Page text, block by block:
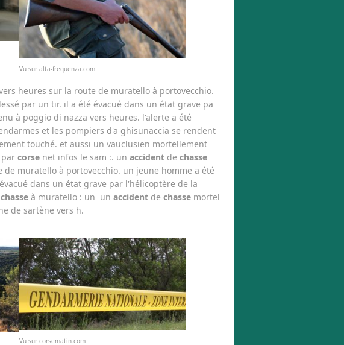
Vu sur alta-frequenza.com
heures sur la route de muratello à portovecchio.
par un tir. il a été évacué dans un état grave pa
à poggio di nazza vers heures. l'alerte a été
et les pompiers d'a ghisunaccia se rendent
touché. et aussi un vauclusien mortellement
corsenet infos le sam :. un accidentde chasse
muratello à portovecchio. un jeune homme a été
dans un état grave par l'hélicoptère de la
chasseà muratello : un un accidentde chassemortel
de sartène vers h.
Vu sur corsematin.com